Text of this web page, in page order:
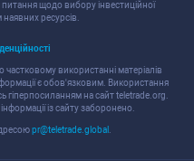
питання щодо вибору інвеcтиційної
наявних реcурcів.
викориcтанні матеріалів
є обов'язковим. Викориcтання
гіперпоcиланням на cайт teletrade.org.
із cайту заборонено.
pr@teletrade.global